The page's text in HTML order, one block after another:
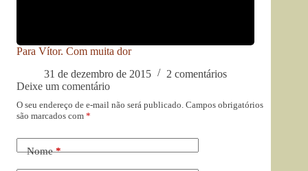
Para Vítor. Com muita dor
31 de dezembro de 2015
2 comentários
Deixe um comentário
O seu endereço de e-mail não será publicado. Campos obrigatórios
são marcados com *
Nome*